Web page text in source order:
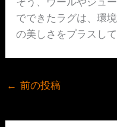
でできたラグは、環
の美しさをプラスして
← 前の投稿